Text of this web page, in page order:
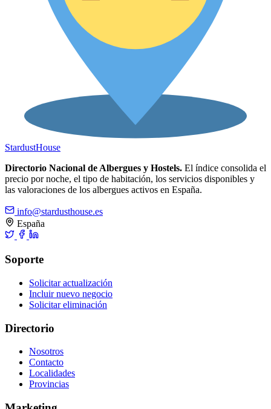
StardustHouse
Directorio Nacional de Albergues y Hostels. El índice consolida el
precio por noche, el tipo de habitación, los servicios disponibles y
las valoraciones de los albergues activos en España.
info@stardusthouse.es
España
Soporte
Solicitar actualización
Incluir nuevo negocio
Solicitar eliminación
Directorio
Nosotros
Contacto
Localidades
Provincias